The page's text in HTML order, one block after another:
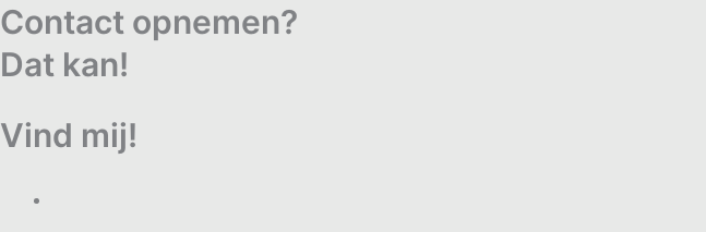
Contact opnemen?
Dat kan!
Vind mij!